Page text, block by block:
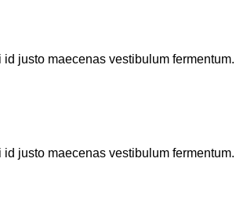
justo maecenas vestibulum fermentum.
justo maecenas vestibulum fermentum.